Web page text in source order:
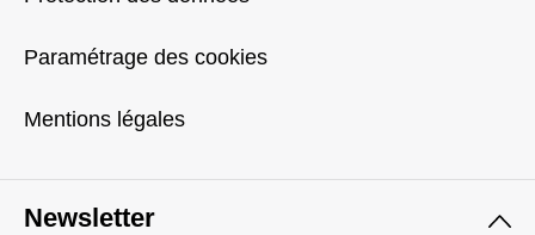
Newsletter
Paramétrage des cookies
Mentions légales